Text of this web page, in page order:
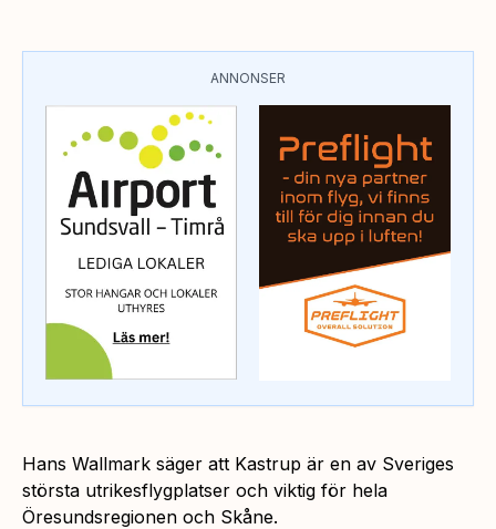
ANNONSER
Hans Wallmark säger att Kastrup är en av Sveriges
största utrikesflygplatser och viktig för hela
Öresundsregionen och Skåne.